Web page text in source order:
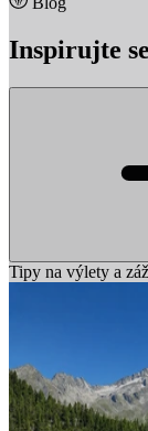
Inspirujte
Tipy na výlety a